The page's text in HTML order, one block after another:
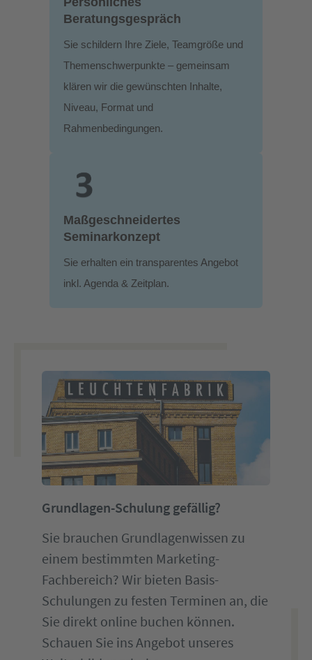
Beratungsgespräch
Sie schildern Ihre Ziele, Teamgröße und
Themenschwerpunkte – gemeinsam
klären wir die gewünschten Inhalte,
Niveau, Format und
Rahmenbedingungen.
Maßgeschneidertes
Seminarkonzept
Sie erhalten ein transparentes Angebot
inkl. Agenda & Zeitplan.
Grundlagen-Schulung gefällig?
Sie brauchen Grundlagenwissen zu
einem bestimmten Marketing-
Fachbereich? Wir bieten Basis-
Schulungen zu festen Terminen an, die
Sie direkt online buchen können.
Schauen Sie ins Angebot unseres